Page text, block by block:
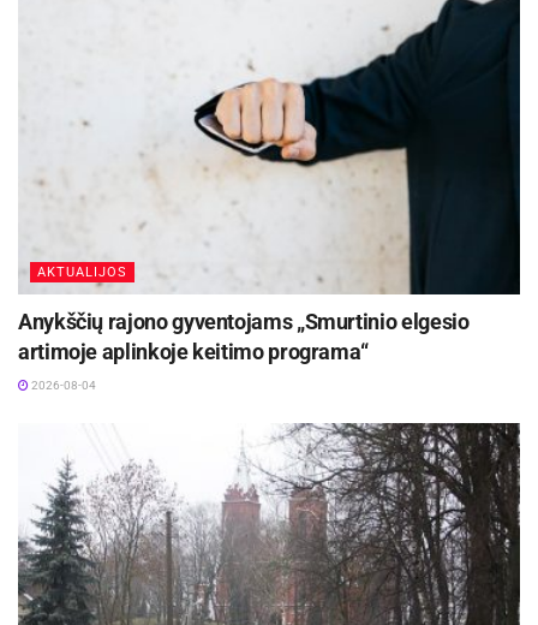
AKTUALIJOS
Anykščių rajono gyventojams „Smurtinio elgesio
artimoje aplinkoje keitimo programa“
2026-08-04